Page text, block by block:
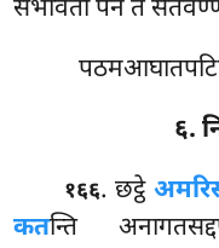
सभावतो पन तं
६.
१६६. छट्ठे
कतन्ति